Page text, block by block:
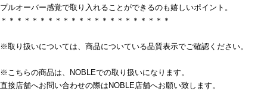
プルオーバー感覚で取り入れることができるのも嬉しいポイント。
＊＊＊＊＊＊＊＊＊＊＊＊＊＊＊＊＊＊＊＊＊＊
※取り扱いについては、商品についている品質表示でご確認ください。
※こちらの商品は、NOBLEでの取り扱いになります。
直接店舗へお問い合わせの際はNOBLE店舗へお願い致します。